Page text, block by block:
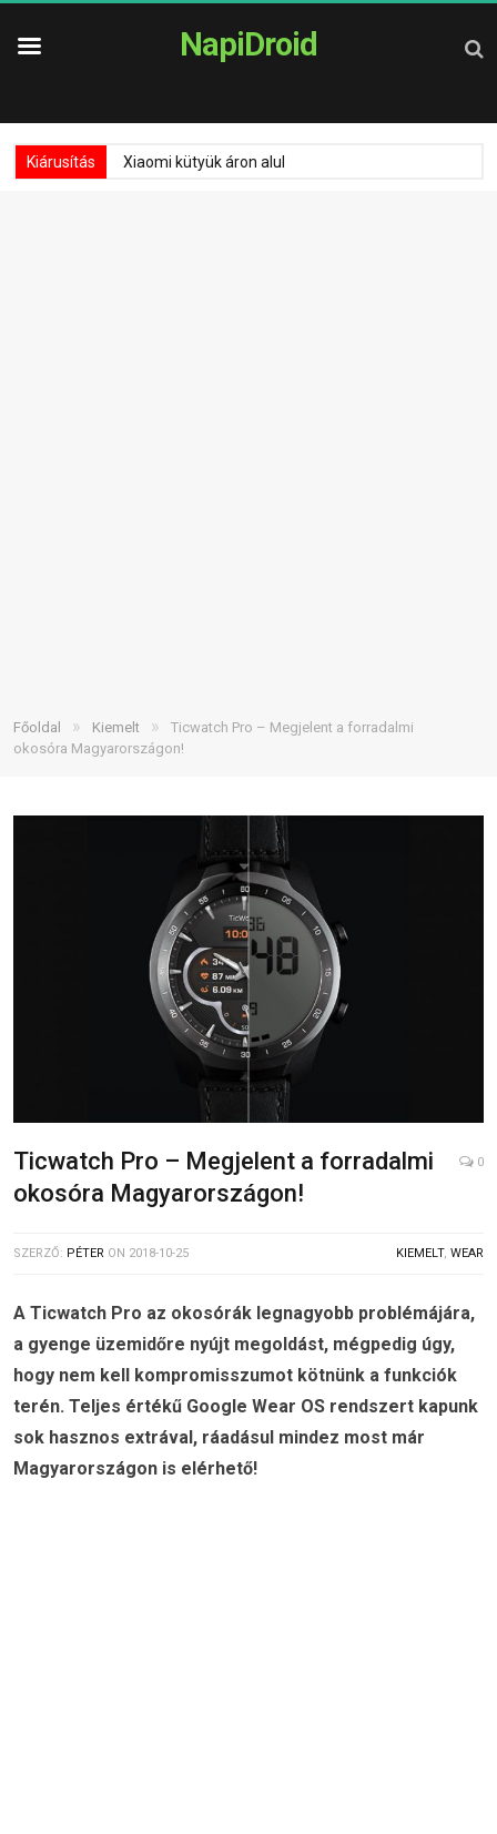
NapiDroid
Kiárusítás Xiaomi kütyük áron alul
Főoldal » Kiemelt »
Ticwatch Pro – Megjelent a forradalmi
okosóra Magyarországon!
Ticwatch Pro – Megjelent a forradalmi
okosóra Magyarországon!
0
SZERZŐ: PÉTER ON 2018-10-25 KIEMELT, WEAR
A Ticwatch Pro az okosórák legnagyobb problémájára,
a gyenge üzemidőre nyújt megoldást, mégpedig úgy,
hogy nem kell kompromisszumot kötnünk a funkciók
terén. Teljes értékű Google Wear OS rendszert kapunk
sok hasznos extrával, ráadásul mindez most már
Magyarországon is elérhető!